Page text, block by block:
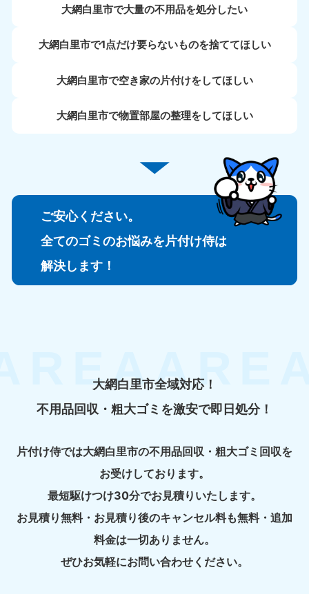
大網白里市で大量の不用品を処分したい
大網白里市で1点だけ要らないものを捨ててほしい
大網白里市で空き家の片付けをしてほしい
大網白里市で物置部屋の整理をしてほしい
ご安心ください。
全てのゴミのお悩みを片付け侍は
解決します！
大網白里市全域対応！
不用品回収・粗大ゴミを激安で即日処分！
片付け侍では大網白里市の不用品回収・粗大ゴミ回収を
お受けしております。
最短駆けつけ30分でお見積りいたします。
お見積り無料・お見積り後のキャンセル料も無料・追加
料金は一切ありません。
ぜひお気軽にお問い合わせください。